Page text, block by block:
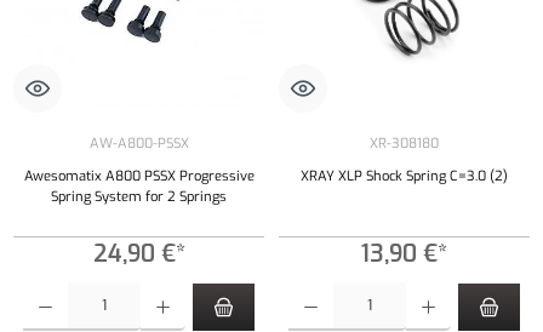
AW-A800-PSSX
Awesomatix A800 PSSX Progressive
Spring System for 2 Springs
24,90 €*
XR-308180
XRAY XLP Shock Spring C=3.0 (2)
13,90 €*